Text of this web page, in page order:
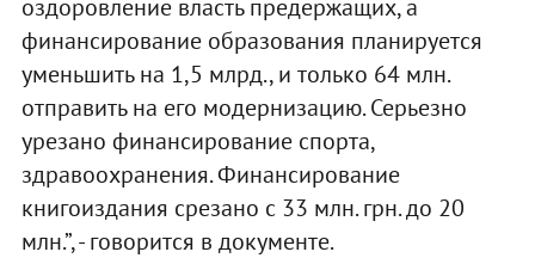
оздоровление власть предержащих, а
финансирование образования планируется
уменьшить на 1,5 млрд., и только 64 млн.
отправить на его модернизацию. Серьезно
урезано финансирование спорта,
здравоохранения. Финансирование
книгоиздания срезано с 33 млн. грн. до 20
млн.”, - говорится в документе.